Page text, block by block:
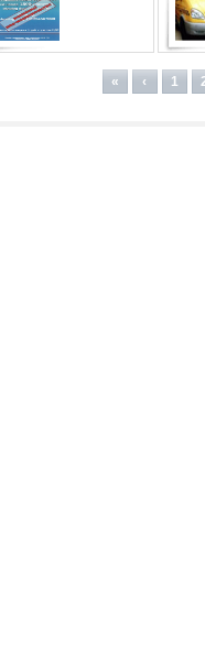
SMS-мошенничества
« ‹ 1